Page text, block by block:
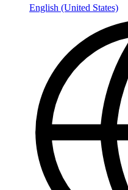
English (United States)